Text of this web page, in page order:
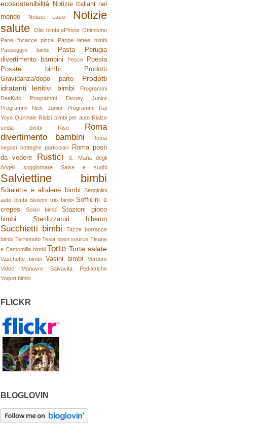
ecosostenibilità
Notizie Italiani nel
mondo
Notizie Lazio
Notizie
salute
Olio bimbi oPhone Ottimismo
Pane focacce pizza
Pappe lattee bimbi
Passeggini bimbi
Pasta
Perugia
divertimento bambini
Pesce
Poesia
Posate bimbi
Prodotti
Gravidanza/dopo parto
Prodotti
idratanti lenitivi bimbi
Programmi
DeaKids
Programmi Disney Junior
Programmi Nick Junior
Programmi Rai
Yoyo Quirinale Rialzi bimbi per auto Rialzo
sedia bimbi
Riso
Roma
divertimento bambini
Roma
negozi botteghe particolari
Roma posti
da vedere
Rustici
S. Maria degli
Angeli soggiornare
Salse e sughi
Salviettine bimbi
Sdraiette e altalene bimbi
Seggiolini
auto bimbi Sistemi trio bimbi Sofficini e
crepes
Solari bimbi
Stazioni gioco
bimbi
Sterilizzatori biberon
Succhietti bimbi
Tazze borracce
bimbi Terremoto Tesla open source Tisane
e Camomilla bimbi Torte Torte salate
Vaschette bimbi Vasini bimbi
Verdure
Video Manovre Salvavita Pediatriche
Yogurt bimbi
FLICKR
BLOGLOVIN